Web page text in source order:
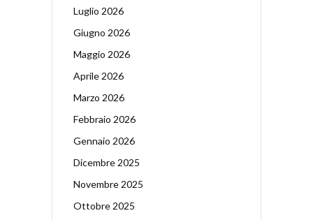
Luglio 2026
Giugno 2026
Maggio 2026
Aprile 2026
Marzo 2026
Febbraio 2026
Gennaio 2026
Dicembre 2025
Novembre 2025
Ottobre 2025